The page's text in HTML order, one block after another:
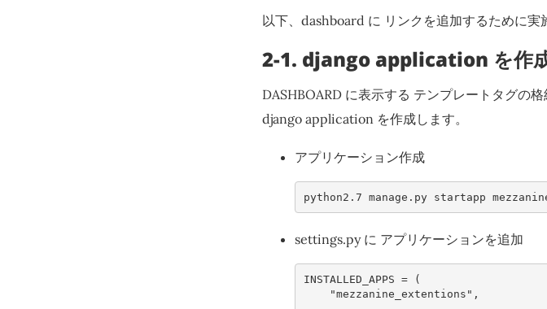
以下、dashboard に リンクを追加するために実
2-1. django application を作
DASHBOARD に表示する テンプレートタグの格
django application を作成します。
アプリケーション作成
python2.7 manage.py startapp
settings.py に アプリケーションを追加
INSTALLED_APPS =
(
"mezzanine_extentions" ,